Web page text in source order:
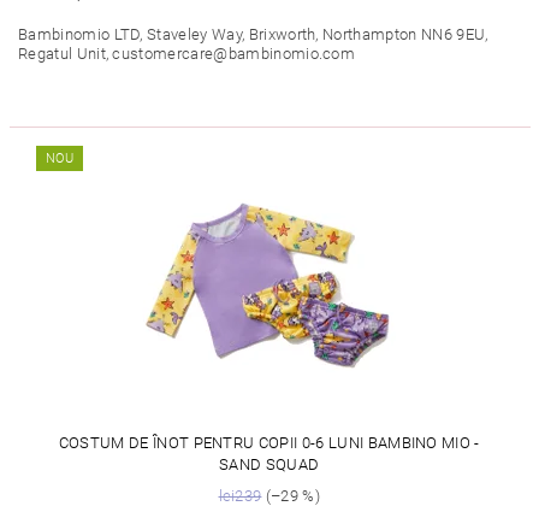
Bambinomio LTD, Staveley Way, Brixworth, Northampton NN6 9EU,
Regatul Unit, customercare@bambinomio.com
NOU
COSTUM DE ÎNOT PENTRU COPII 0-6 LUNI BAMBINO MIO -
SAND SQUAD
lei239(–29 %)